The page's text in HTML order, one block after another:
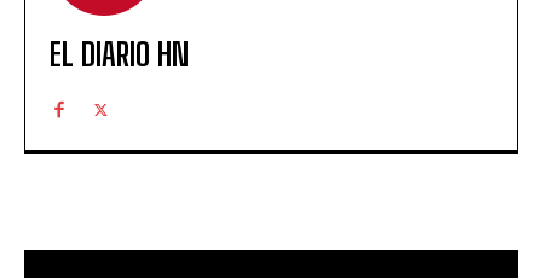
EL DIARIO HN